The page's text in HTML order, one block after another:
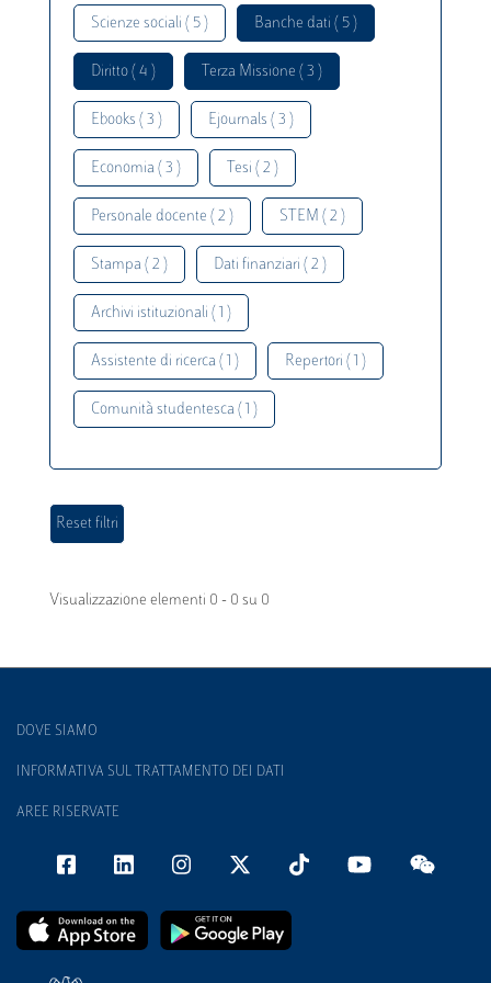
Scienze sociali ( 5 ) Banche dati ( 5 )
Diritto ( 4 ) Terza Missione ( 3 )
Ebooks ( 3 ) Ejournals ( 3 )
Economia ( 3 ) Tesi ( 2 )
Personale docente ( 2 ) STEM ( 2 )
Stampa ( 2 ) Dati finanziari ( 2 )
Archivi istituzionali ( 1 )
Assistente di ricerca ( 1 ) Repertori ( 1 )
Comunità studentesca ( 1 )
Visualizzazione elementi 0 - 0 su 0
DOVE SIAMO
INFORMATIVA SUL TRATTAMENTO DEI DATI
AREE RISERVATE